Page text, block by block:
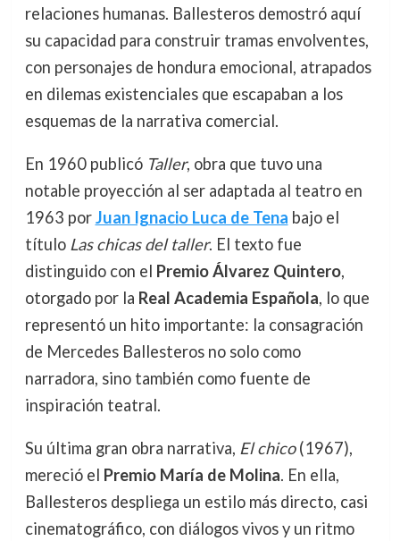
relaciones humanas. Ballesteros demostró aquí
su capacidad para construir tramas envolventes,
con personajes de hondura emocional, atrapados
en dilemas existenciales que escapaban a los
esquemas de la narrativa comercial.
En 1960 publicó Taller, obra que tuvo una
notable proyección al ser adaptada al teatro en
1963 porJuan Ignacio Luca de Tena bajo el
título Las chicas del taller. El texto fue
distinguido con el Premio Álvarez Quintero,
otorgado por la Real Academia Española, lo que
representó un hito importante: la consagración
de Mercedes Ballesteros no solo como
narradora, sino también como fuente de
inspiración teatral.
Su última gran obra narrativa, El chico(1967),
mereció el Premio María de Molina. En ella,
Ballesteros despliega un estilo más directo, casi
cinematográfico, con diálogos vivos y un ritmo